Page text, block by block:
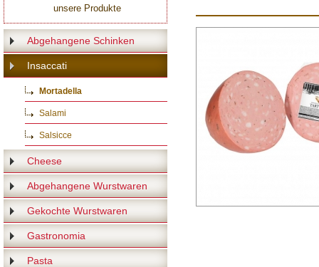
unsere Produkte
Abgehangene Schinken
Insaccati
Mortadella
Salami
Salsicce
Cheese
Abgehangene Wurstwaren
Gekochte Wurstwaren
Gastronomia
Pasta